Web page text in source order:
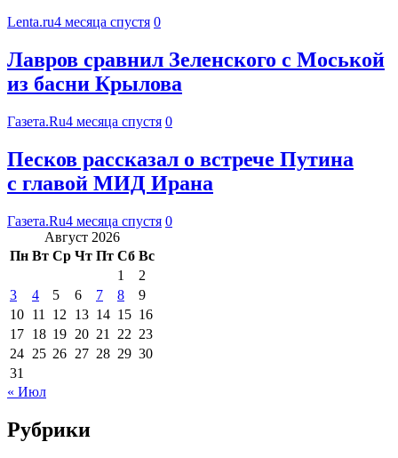
Lenta.ru4 месяца спустя 0
Лавров сравнил Зеленского с Моськой
из басни Крылова
Газета.Ru4 месяца спустя 0
Песков рассказал о встрече Путина
с главой МИД Ирана
Газета.Ru4 месяца спустя 0
Август 2026
Пн Вт Ср Чт Пт Сб Вс
1
2
3
4 5 6 7 8
9
10 11 12 13 14 15 16
17 18 19 20 21 22 23
24 25 26 27 28 29 30
31
« Июл
Рубрики